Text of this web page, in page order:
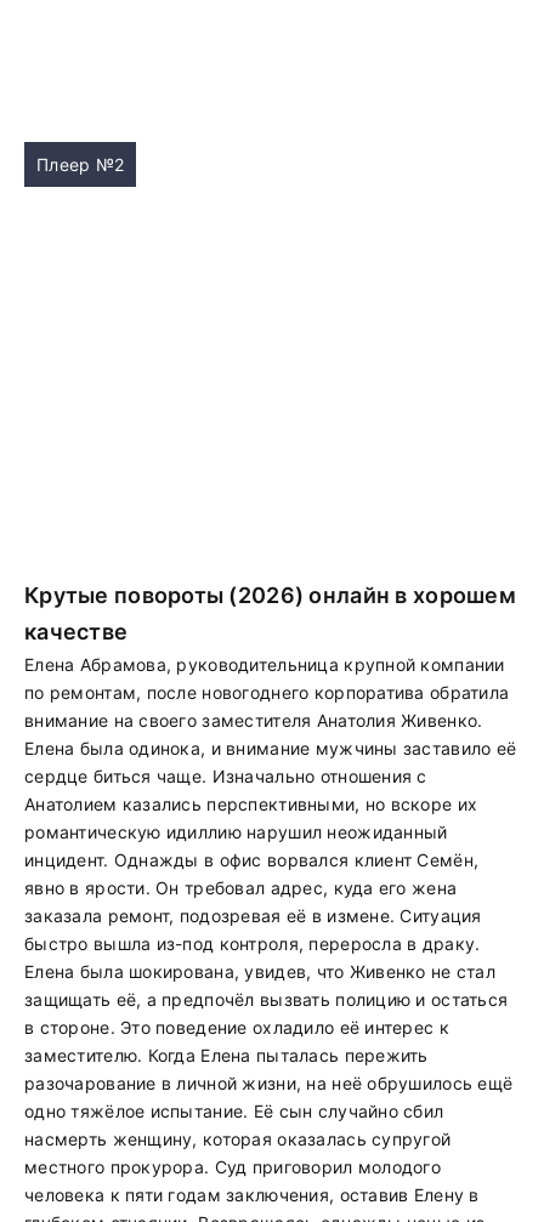
Плеер №2
Крутые повороты (2026) онлайн в хорошем
качестве
Елена Абрамова, руководительница крупной компании
по ремонтам, после новогоднего корпоратива обратила
внимание на своего заместителя Анатолия Живенко.
Елена была одинока, и внимание мужчины заставило её
сердце биться чаще. Изначально отношения с
Анатолием казались перспективными, но вскоре их
романтическую идиллию нарушил неожиданный
инцидент. Однажды в офис ворвался клиент Семён,
явно в ярости. Он требовал адрес, куда его жена
заказала ремонт, подозревая её в измене. Ситуация
быстро вышла из-под контроля, переросла в драку.
Елена была шокирована, увидев, что Живенко не стал
защищать её, а предпочёл вызвать полицию и остаться
в стороне. Это поведение охладило её интерес к
заместителю. Когда Елена пыталась пережить
разочарование в личной жизни, на неё обрушилось ещё
одно тяжёлое испытание. Её сын случайно сбил
насмерть женщину, которая оказалась супругой
местного прокурора. Суд приговорил молодого
человека к пяти годам заключения, оставив Елену в